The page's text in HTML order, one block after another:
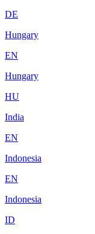
DE
Hungary
EN
Hungary
HU
India
EN
Indonesia
EN
Indonesia
ID